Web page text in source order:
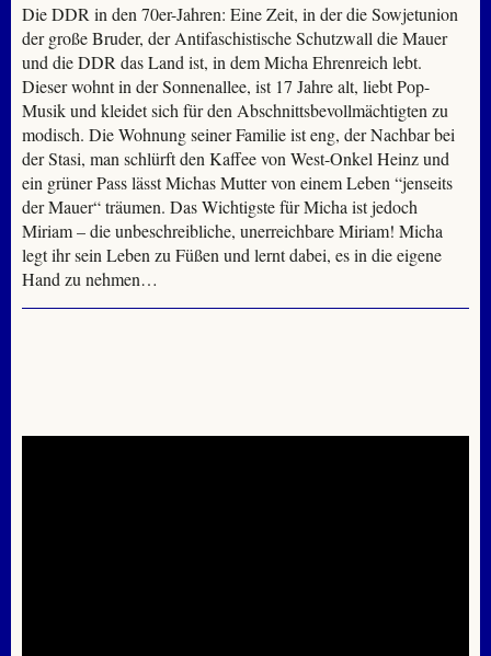
Die DDR in den 70er-Jahren: Eine Zeit, in der die Sowjetunion
der große Bruder, der Antifaschistische Schutzwall die Mauer
und die DDR das Land ist, in dem Micha Ehrenreich lebt.
Dieser wohnt in der Sonnenallee, ist 17 Jahre alt, liebt Pop-
Musik und kleidet sich für den Abschnittsbevollmächtigten zu
modisch. Die Wohnung seiner Familie ist eng, der Nachbar bei
der Stasi, man schlürft den Kaffee von West-Onkel Heinz und
ein grüner Pass lässt Michas Mutter von einem Leben “jenseits
der Mauer“ träumen. Das Wichtigste für Micha ist jedoch
Miriam – die unbeschreibliche, unerreichbare Miriam! Micha
legt ihr sein Leben zu Füßen und lernt dabei, es in die eigene
Hand zu nehmen…